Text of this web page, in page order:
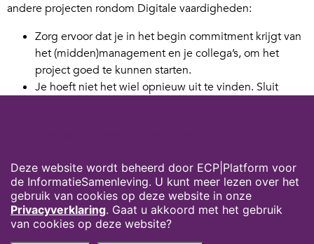
andere projecten rondom Digitale vaardigheden:
Zorg ervoor dat je in het begin commitment krijgt van
het (midden)management en je collega’s, om het
project goed te kunnen starten.
Je hoeft niet het wiel opnieuw uit te vinden. Sluit
organisatie de digitale vaardigheden wil verbeteren:
zodat zorgmedewerkers meer tijd overhouden voor
cliënten.
Deze website wordt beheerd door ECP|Platform voor
de InformatieSamenleving. U kunt meer lezen over het
gebruik van cookies op deze website in onze
Privacyverklaring. Gaat u akkoord met het gebruik
van cookies op deze website?